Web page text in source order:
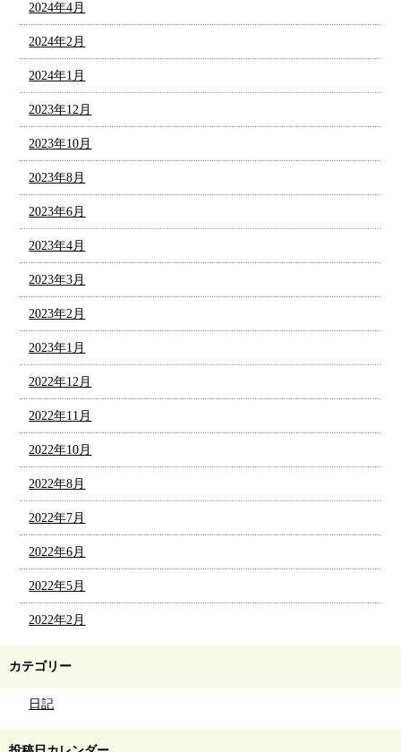
2024年4月
2024年2月
2024年1月
2023年12月
2023年10月
2023年8月
2023年6月
2023年4月
2023年3月
2023年2月
2023年1月
2022年12月
2022年11月
2022年10月
2022年8月
2022年7月
2022年6月
2022年5月
2022年2月
カテゴリー
日記